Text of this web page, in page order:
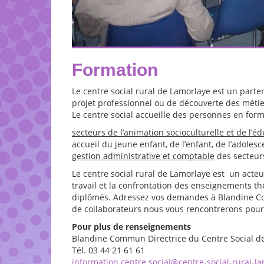
Formation
Le centre social rural de Lamorlaye est un
projet professionnel ou de découverte des
Le centre social accueille des personnes en
secteurs de l’animation socioculturelle et de
accueil du jeune enfant, de l’enfant, de
gestion administrative et comptable des
Le centre social rural de Lamorlaye est un
travail et la confrontation des enseignements
diplômés. Adressez vos demandes à Blandine
de collaborateurs nous vous rencontrerons
Pour plus de renseignements
Blandine Commun Directrice du Centre Social
Tél. 03 44 21 61 61